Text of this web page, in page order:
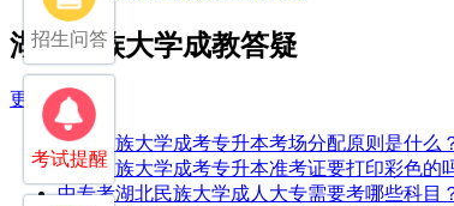
湖北民族大学成教答疑
更多>>
湖北民族大学成考专升本考场分配原则是什么
湖北民族大学成考专升本准考证要打印彩色的
中专考湖北民族大学成人大专需要考哪些科目
招生问答
考试提醒